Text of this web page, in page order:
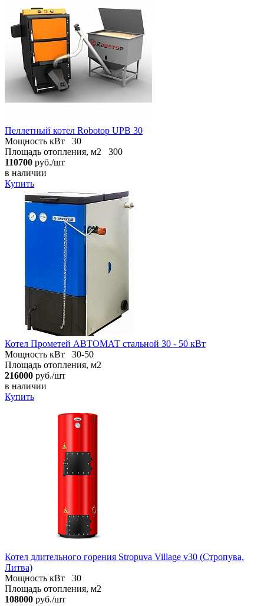
Пеллетный котел Robotop UPB 30
Мощность кВт
30
Площадь отопления, м2
300
110700 руб./шт
в наличии
Купить
Котел Прометей АВТОМАТ стальной 30 - 50 кВт
Мощность кВт
30-50
Площадь отопления, м2
216000 руб./шт
в наличии
Купить
Котел длительного горения Stropuva Village v30 (Стропува,
Литва)
Мощность кВт
30
Площадь отопления, м2
108000 руб./шт